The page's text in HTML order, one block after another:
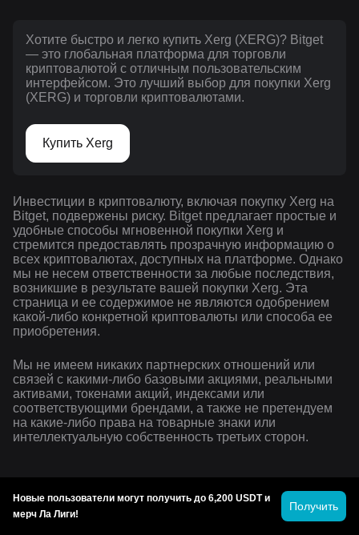
Хотите быстро и легко купить Xerg (XERG)? Bitget
— это глобальная платформа для торговли
криптовалютой с отличным пользовательским
интерфейсом. Это лучший выбор для покупки Xerg
(XERG) и торговли криптовалютами.
Купить Xerg
Инвестиции в криптовалюту, включая покупку Xerg на
Bitget, подвержены риску. Bitget предлагает простые и
удобные способы мгновенной покупки Xerg и
стремится предоставлять прозрачную информацию о
всех криптовалютах, доступных на платформе. Однако
мы не несем ответственности за любые последствия,
возникшие в результате вашей покупки Xerg. Эта
страница и ее содержимое не являются одобрением
какой-либо конкретной криптовалюты или способа ее
приобретения.
Мы не имеем никаких партнерских отношений или
связей с какими-либо базовыми акциями, реальными
активами, токенами акций, индексами или
соответствующими брендами, а также не претендуем
на какие-либо права на товарные знаки или
интеллектуальную собственность третьих сторон.
Новые пользователи могут получить до 6,200 USDT и
мерч Ла Лиги!
Получить